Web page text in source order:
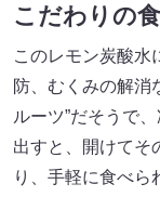
こだわりの
このレモン炭酸水
防、むくみの解消
ルーツ”だそうで
出すと、開けてそ
り、手軽に食べら